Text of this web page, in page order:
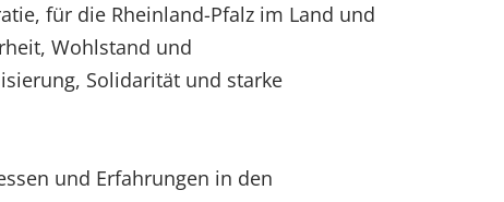
für die Rheinland-Pfalz im Land und
Wohlstand und
Solidarität und starke
und Erfahrungen in den